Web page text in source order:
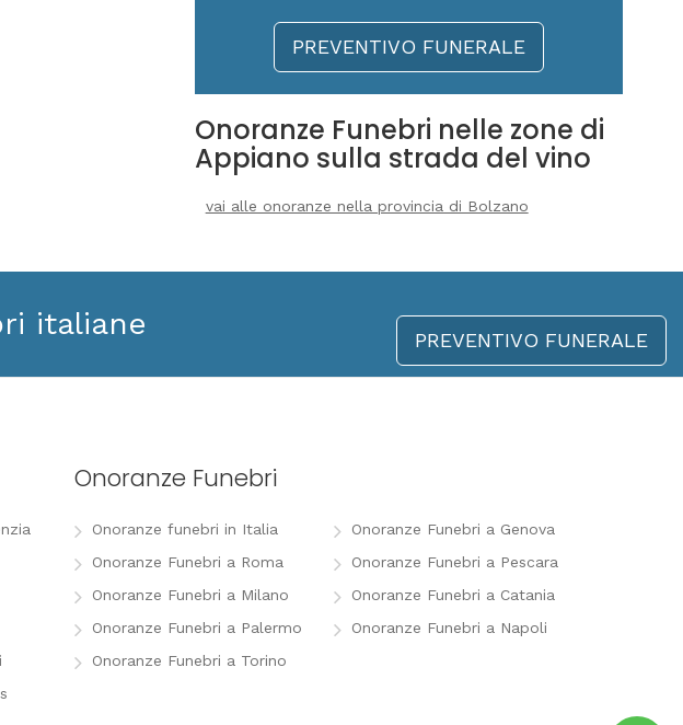
PREVENTIVO FUNERALE
Onoranze Funebri nelle zone di
Appiano sulla strada del vino
vai alle onoranze nella provincia di Bolzano
italiane PREVENTIVO FUNERALE
Onoranze Funebri
Onoranze funebri in Italia
Onoranze Funebri a Roma
Onoranze Funebri a Milano
Onoranze Funebri a Palermo
Onoranze Funebri a Torino
Onoranze Funebri a Genova
Onoranze Funebri a Pescara
Onoranze Funebri a Catania
Onoranze Funebri a Napoli